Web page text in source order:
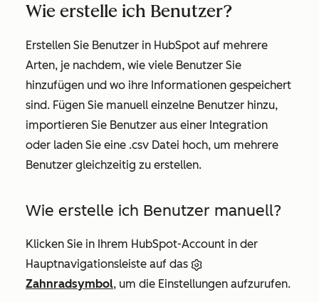
Wie erstelle ich Benutzer?
Erstellen Sie Benutzer in HubSpot auf mehrere
Arten, je nachdem, wie viele Benutzer Sie
hinzufügen und wo ihre Informationen gespeichert
sind. Fügen Sie manuell einzelne Benutzer hinzu,
importieren Sie Benutzer aus einer Integration
oder laden Sie eine .csv Datei hoch, um mehrere
Benutzer gleichzeitig zu erstellen.
Wie erstelle ich Benutzer manuell?
Klicken Sie in Ihrem HubSpot-Account in der
Hauptnavigationsleiste auf das
Zahnradsymbol, um die Einstellungen aufzurufen.